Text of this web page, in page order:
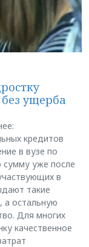
ущерба
кредитов
в вузе по
сумму уже после
в
такие
а остальную
Для многих
качественное